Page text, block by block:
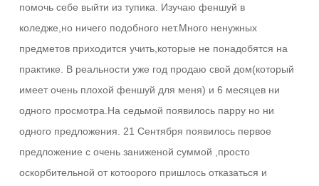
помочь себе выйти из тупика. Изучаю феншуй в
коледже,но ничего подобного нет.Много ненужных
предметов приходится учить,которые не понадобятся на
практике. В реальности уже год продаю свой дом(который
имеет очень плохой феншуй для меня) и 6 месяцев ни
одного просмотра.На седьмой появилось парру но ни
одного предложения. 21 Сентября появилось первое
предложение с очень заниженой суммой ,просто
оскорбительной от котоорого пришлось отказаться и